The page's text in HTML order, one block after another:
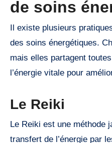
de soins
Il existe plusieurs
des soins énergétiques.
mais elles partagent
l’énergie vitale pour
Le Reiki
Le Reiki est une méthode
transfert de l’énergie par